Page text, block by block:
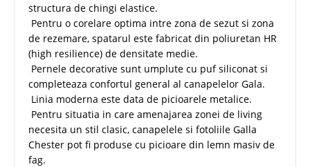
structura de chingi elastice.
Pentru o corelare optima intre zona de sezut si zona
de rezemare, spatarul este fabricat din poliuretan HR
(high resilience) de densitate medie.
Pernele decorative sunt umplute cu puf siliconat si
completeaza confortul general al canapelelor Gala.
Linia moderna este data de picioarele metalice.
Pentru situatia in care amenajarea zonei de living
necesita un stil clasic, canapelele si fotoliile Galla
Chester pot fi produse cu picioare din lemn masiv de
fag.